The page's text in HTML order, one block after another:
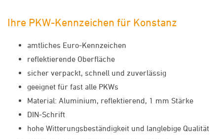
Ihre PKW-Kennzeichen für Konstanz
amtliches Euro-Kennzeichen
reflektierende Oberfläche
sicher verpackt, schnell und zuverlässig
geeignet für fast alle PKWs
Material: Aluminium, reflektierend, 1 mm Stärke
DIN-Schrift
hohe Witterungsbeständigkeit und langlebige Qualität